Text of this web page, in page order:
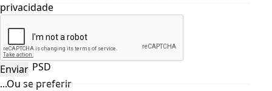
privacidade
...Ou se preferir
GEDSON NASCIMENTO / PSD
GEDSON NASCIMENTO
PSD